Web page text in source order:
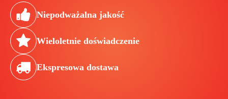
Niepodważalna jakość
Wieloletnie doświadczenie
Ekspresowa dostawa